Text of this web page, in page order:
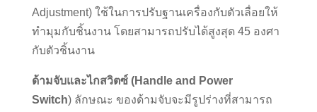
Adjustment) ใช้ในการปรับฐานเครื่องกับตัวเลื่อยให้
ทำมุมกับชิ้นงาน โดยสามารถปรับได้สูงสุด 45 องศา
กับตัวชิ้นงาน
ด้ามจับและไกสวิตซ์ (Handle and Power
Switch) ลักษณะ ของด้ามจับจะมีรูปร่างที่สามารถ